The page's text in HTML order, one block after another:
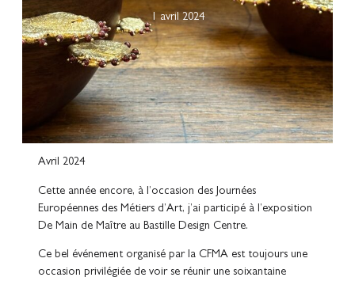
1 avril 2024
Avril 2024
Cette année encore, à l’occasion des Journées
Européennes des Métiers d’Art, j’ai participé à l’exposition
De Main de Maître au Bastille Design Centre.
Ce bel événement organisé par la CFMA est toujours une
occasion privilégiée de voir se réunir une soixantaine